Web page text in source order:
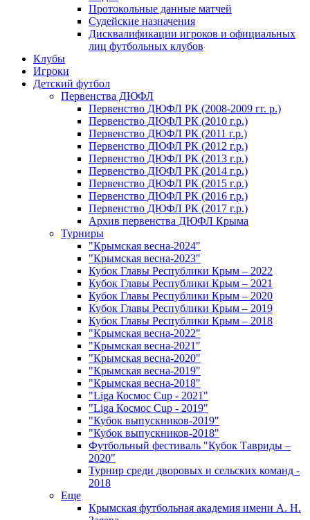
Протокольные данные матчей
Судейские назначения
Дисквалификации игроков и официальных
лиц футбольных клубов
Клубы
Игроки
Детский футбол
Первенства ДЮФЛ
Первенство ДЮФЛ РК (2008-2009 гг. р.)
Первенство ДЮФЛ РК (2010 г.р.)
Первенство ДЮФЛ РК (2011 г.р.)
Первенство ДЮФЛ РК (2012 г.р.)
Первенство ДЮФЛ РК (2013 г.р.)
Первенство ДЮФЛ РК (2014 г.р.)
Первенство ДЮФЛ РК (2015 г.р.)
Первенство ДЮФЛ РК (2016 г.р.)
Первенство ДЮФЛ РК (2017 г.р.)
Архив первенства ДЮФЛ Крыма
Турниры
"Крымская весна-2024"
"Крымская весна-2023"
Кубок Главы Республики Крым – 2022
Кубок Главы Республики Крым – 2021
Кубок Главы Республики Крым – 2020
Кубок Главы Республики Крым – 2019
Кубок Главы Республики Крым – 2018
"Крымская весна-2022"
"Крымская весна-2021"
"Крымская весна-2020"
"Крымская весна-2019"
"Крымская весна-2018"
"Liga Космос Cup - 2021"
"Liga Космос Cup - 2019"
"Кубок выпускников-2019"
"Кубок выпускников-2018"
Футбольный фестиваль "Кубок Тавриды –
2020"
Турнир среди дворовых и сельских команд -
2018
Еще
Крымская футбольная академия имени А. Н.